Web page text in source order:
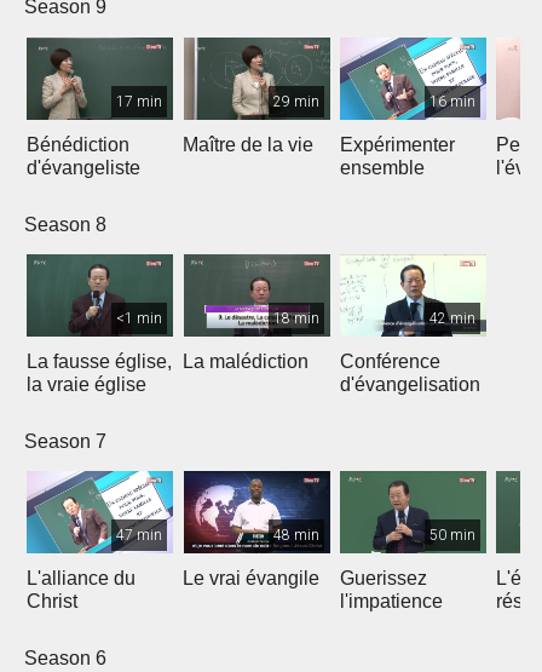
Season 9
17 min
Bénédiction
d'évangeliste
29 min
Maître de la vie
16 min
Expérimenter
ensemble
Season 8
<1 min
La fausse église,
la vraie église
18 min
La malédiction
42 min
Conférence
d'évangelisation
Season 7
47 min
L'alliance du
Christ
48 min
Le vrai évangile
50 min
Guerissez
l'impatience
Season 6